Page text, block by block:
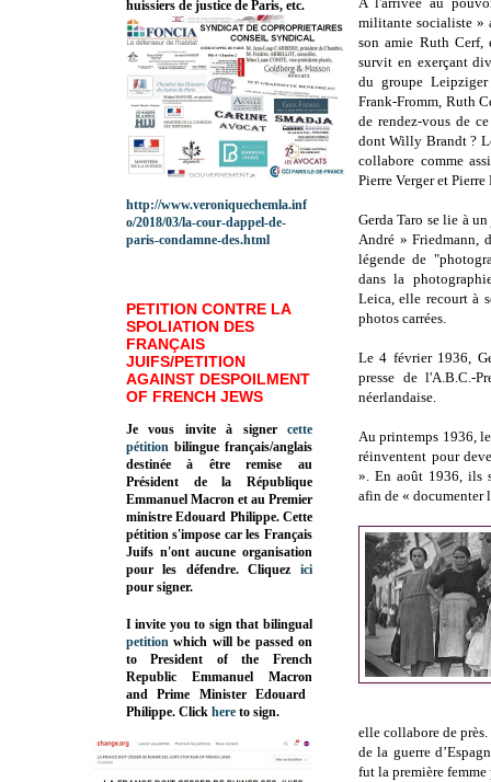
militante socialiste »
son amie Ruth Cerf,
survit en exerçant
du groupe
Frank-Fromm, Ruth
de rendez-vous de
dont Willy Brandt ?
collabore comme
Pierre Verger et Pierre
Gerda Taro se lie à
André » Friedmann,
légende de
dans la
Leica, elle recourt à
photos carrées.
Le 4 février 1936,
presse de l'A.B.C.-
néerlandaise.
Au printemps 1936,
réinventent pour
». En août 1936, ils
afin de « documenter
elle collabore de
de la guerre
fut la première femme
huissiers de justice de Paris, etc.
http://www.veroniquechemla.inf
o/2018/03/la-cour-dappel-de-
paris-condamne-des.html
PETITION CONTRE LA
SPOLIATION DES
FRANÇAIS
JUIFS/PETITION
AGAINST DESPOILMENT
OF FRENCH JEWS
Je vous invite à signer cette
pétition bilingue français/anglais
destinée à être remise au
Président de la République
Emmanuel Macron et au Premier
ministre Edouard Philippe. Cette
pétition s'impose car les Français
Juifs n'ont aucune organisation
pour les défendre. Cliquez
ici
pour signer.
I invite you to sign that bilingual
petition which will be passed on
to President of the French
Republic Emmanuel Macron
and Prime MinisterEdouard
Philippe. Click here to sign.